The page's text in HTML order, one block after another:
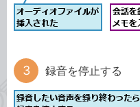
録音を停止する